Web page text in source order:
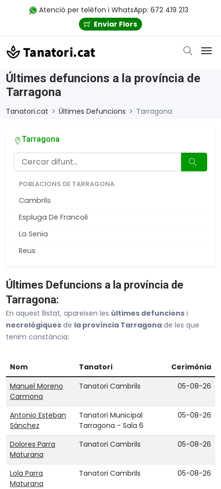
Atenció per telèfon i WhatsApp: 672 419 213
Enviar Flors
Últimes defuncions a la província de
Tarragona
Tanatori.cat Últimes Defuncions Tarragona
Tarragona
POBLACIONS DE TARRAGONA
Cambrils
Espluga De Francoli
La Senia
Reus
Santa Coloma De Queralt
Tarragona
Torredembarra
Tortosa
Vila-Seca
Tornar a províncies
Últimes Defuncions a la província de
Tarragona:
En aquest llistat, apareixen les últimes defuncions i
necrològiques de la província Tarragona de les que
tenim constància:
Nom Tanatori
Cerimònia
Manuel Moreno
Carmona
Tanatori Cambrils 05-08-26
Antonio Esteban
Sánchez
Tanatori Municipal
Tarragona - Sala 6
05-08-26
Dolores Parra
Maturana
Tanatori Cambrils 05-08-26
Lola Parra
Maturana
Tanatori Cambrils 05-08-26